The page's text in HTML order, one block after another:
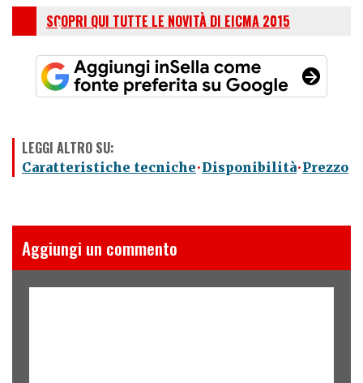
SCOPRI QUI TUTTE LE NOVITÀ DI EICMA 2015
LEGGI ALTRO SU:
Caratteristiche tecniche Disponibilità Prezzo
Aggiungi un commento